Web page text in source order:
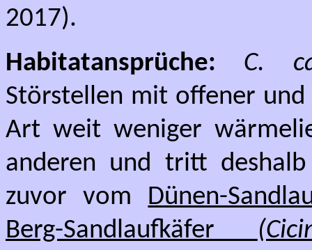
2017).
Habitatansprüche:
C.
Störstellen mit offener
Art weit weniger
anderen und tritt deshalb
zuvor vom Dünen-
Berg-Sandlaufkäfer